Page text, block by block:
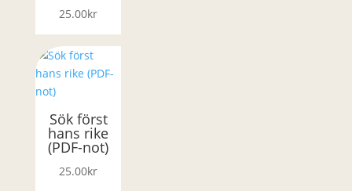
25.00kr
Sök först
hans rike
(PDF-not)
25.00kr